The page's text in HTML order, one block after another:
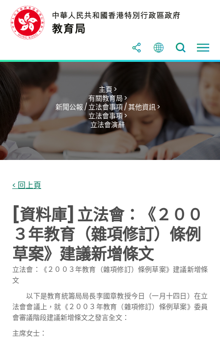
主頁 >
有關教育局 >
新聞公報 / 立法會事項 / 其他資訊 >
立法會事項 >
立法會演辭
< 回上頁
[資料庫] 立法會：《２００
３年教育（雜項修訂）條例
草案》建議新增條文
立法會：《２００３年教育（雜項修訂）條例草案》建議新增條
文
以下是教育統籌局局長李國章教授今日（一月十四日）在立
法會會議上，就《２００３年教育（雜項修訂）條例草案》委員
會審議階段建議新增條文之發言全文：
主席女士：